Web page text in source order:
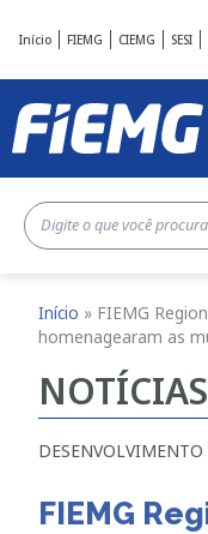
Início FIEMG CIEMG SESI
Início » FIEMG
homenagearam as
NOTÍCIAS
FIEMG